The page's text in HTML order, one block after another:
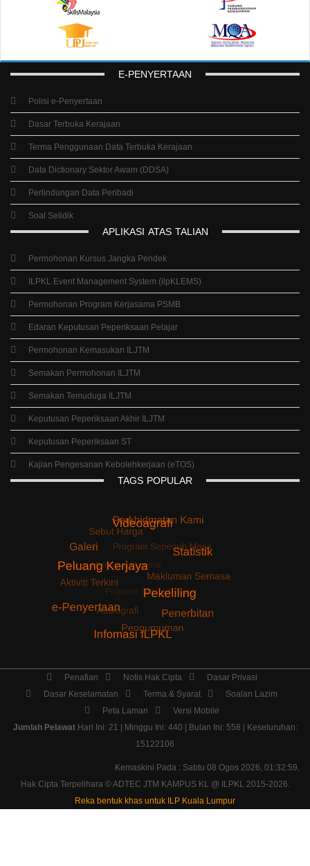
E-PENYERTAAN
Polisi e-Penyertaan
Dasar Terbuka Kerajaan
Terma Penggunaan Data Terbuka Kerajaan
Data Dictionary Sektor Awam (DDSA)
Perlindungan Data Peribadi
Soal Selidik
APLIKASI ATAS TALIAN
Permohonan Kursus Jangka Pendek
ILPKL Event Management System (ilpKLEMS)
Permohonan Program Kerjasama PSMB
Edaran Keputusan Peperiksaan Pelajar
Permohonan Kemasukan ILJTM
Semakan Permohonan ILJTM
Semakan Temuduga ILJTM
Keputusan Peperiksaan Akhir ILJTM
Keputusan Peperiksaan ST
Kajian Pengesanan Kebolehkerjaan (eTOS)
TAGS POPULAR
Penafian Notis Hak Cipta
Dasar Privasi
Dasar Keselamatan
Terma & Syarat
Soalan Lazim
Peta Laman
Versi Mobile
Jumlah PelawatHari Ini: 21 | Minggu Ini: 440 | Bulan Ini: 558 | Keseluruhan:
15122106
Kemaskini Pada : Sabtu 08 Ogos 2026, 01:32:59.
Hak Cipta Terpelihara ©ADTEC JTM KAMPUS KL @ ILPKL 2015-2026.
Reka bentuk khas untuk ILP Kuala Lumpur